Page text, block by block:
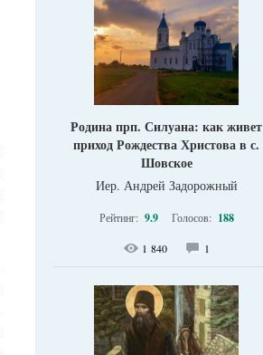
Родина прп. Силуана: как живет
приход Рождества Христова в с.
Шовское
Иер. Андрей Задорожный
Рейтинг: 9.9 Голосов: 188
1 840 1